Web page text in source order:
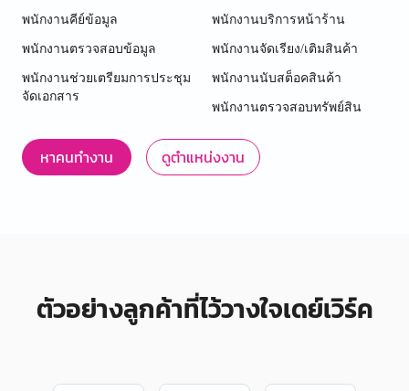
พนักงานคีย์ข้อมูล
พนักงานตรวจสอบข้อมูล
พนักงานช่วยเตรียมการประชุม
จัดเอกสาร
พนักงานบริการหน้าร้าน
พนักงานจัดเรียง/เติมสินค้า
พนักงานนับสต็อคสินค้า
พนักงานตรวจสอบทรัพย์สิน
หาคนทำงาน ดูตำแหน่งงาน
ตัวอย่างลูกค้าที่ไว้วางใจเดย์เวิร์ค